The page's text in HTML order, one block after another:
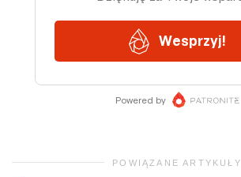
POWIĄZANE ARTYKUŁY